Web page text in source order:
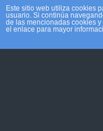
Móvil
Este sitio web utiliza cookies
usuario. Si continúa
de las mencionadas cookies
el enlace para mayor